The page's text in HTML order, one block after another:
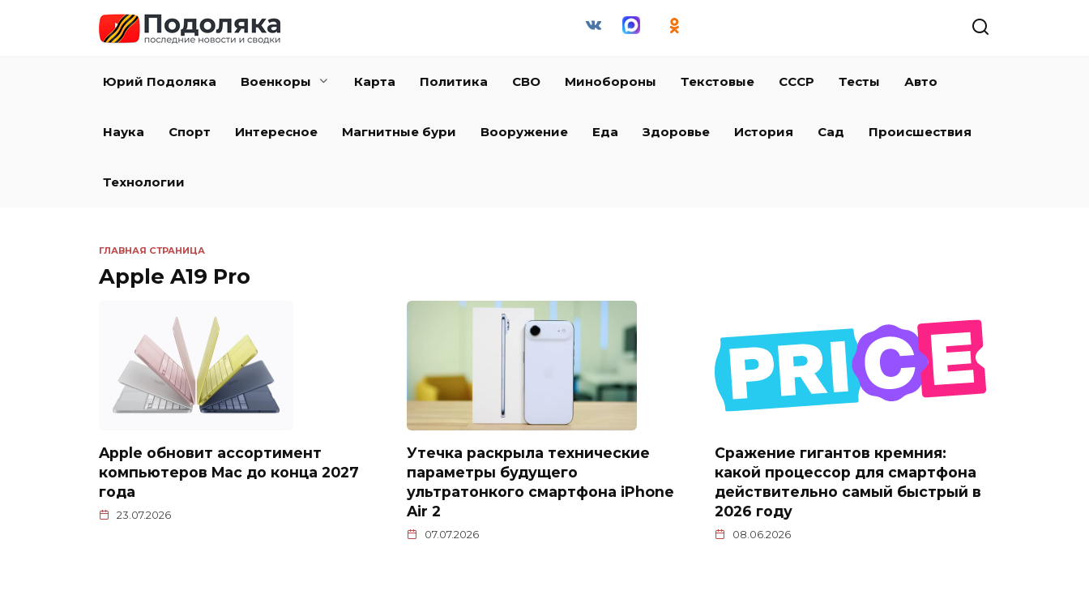
Юрий Подоляка Военкоры Карта Политика СВО Минобороны Текстовые СССР Тесты Авто
Наука Спорт Интересное Магнитные бури Вооружение Еда Здоровье История Сад Происшествия
Технологии
ГЛАВНАЯ СТРАНИЦА
Apple A19 Pro
Apple обновит ассортимент
компьютеров Mac до конца 2027
года
23.07.2026
Утечка раскрыла технические
параметры будущего
ультратонкого смартфона iPhone
Air 2
07.07.2026
Сражение гигантов кремния:
какой процессор для смартфона
действительно самый быстрый в
2026 году
08.06.2026